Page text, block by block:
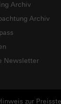
Archiv
Archiv
Newsletter
zur